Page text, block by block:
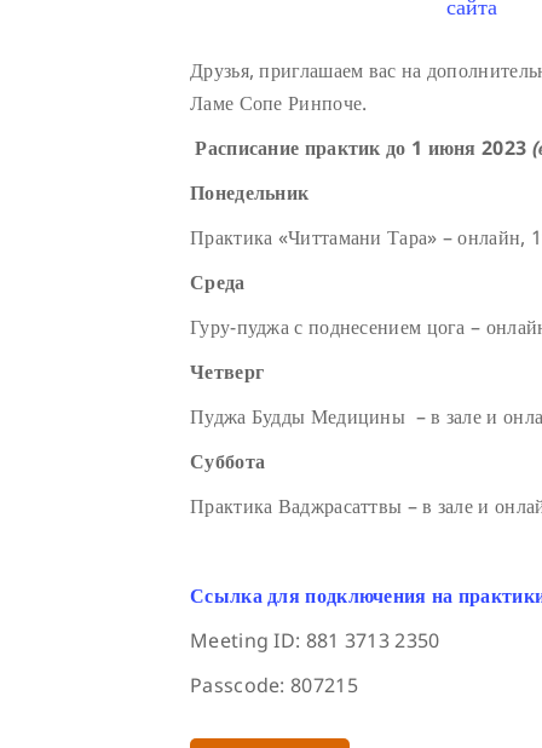
Друзья, приглашаем вас на
Ламе Сопе Ринпоче.
Расписание практик до 1 июня 2023
Понедельник
Практика «Читтамани Тара» – онлайн,
Среда
Гуру-пуджа с поднесением цога –
Четверг
Пуджа Будды Медицины – в зале и
Суббота
Практика Ваджрасаттвы – в зале и
Ссылка для подключения на
Meeting ID: 881 3713 2350
Passcode: 807215